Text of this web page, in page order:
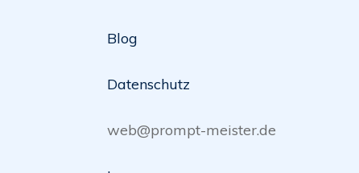
Blog
Datenschutz
web@prompt-meister.de